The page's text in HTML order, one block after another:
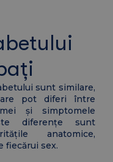
sunt similare,
pot diferi între
și simptomele
diferențe sunt
anatomice,
fiecărui sex.